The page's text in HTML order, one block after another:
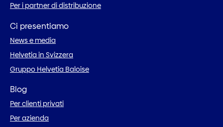
Per i partner di distribuzione
Ci presentiamo
News e media
Helvetia in Svizzera
Gruppo Helvetia Baloise
Blog
Per clienti privati
Per azienda